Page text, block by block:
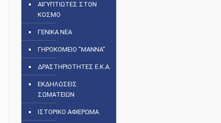
ΑΙΓΥΠΤΙΩΤΕΣ ΣΤΟΝ
ΚΟΣΜΟ
ΓΕΝΙΚΑ ΝΕΑ
ΓΗΡΟΚΟΜΕΙΟ "ΜΑΝΝΑ"
ΔΡΑΣΤΗΡΙΟΤΗΤΕΣ Ε.Κ.Α.
ΕΚΔΗΛΩΣΕΙΣ
ΣΩΜΑΤΕΙΩΝ
ΙΣΤΟΡΙΚΟ ΑΦΙΕΡΩΜΑ